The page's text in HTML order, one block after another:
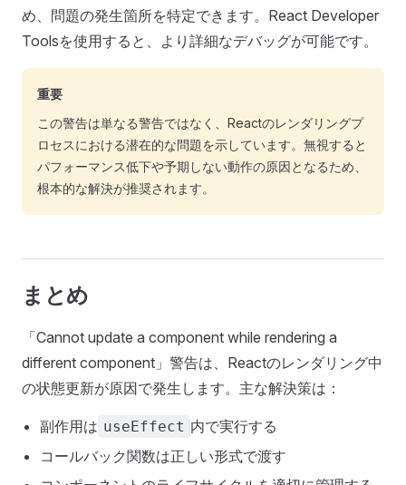
め、問題の発生箇所を特定できます。React Developer
Toolsを使用すると、より詳細なデバッグが可能です。
重要
この警告は単なる警告ではなく、Reactのレンダリングプ
ロセスにおける潜在的な問題を示しています。無視すると
パフォーマンス低下や予期しない動作の原因となるため、
根本的な解決が推奨されます。
まとめ
「Cannot update a component while rendering a
different component」警告は、Reactのレンダリング中
の状態更新が原因で発生します。主な解決策は：
副作用は useEffect 内で実行する
コールバック関数は正しい形式で渡す